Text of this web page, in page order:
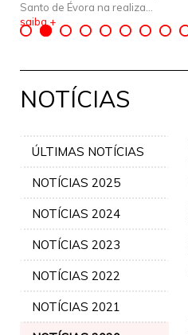
Santo de Évora na realiza...
saiba +
NOTÍCIAS
ÚLTIMAS NOTÍCIAS
NOTÍCIAS 2025
NOTÍCIAS 2024
NOTÍCIAS 2023
NOTÍCIAS 2022
NOTÍCIAS 2021